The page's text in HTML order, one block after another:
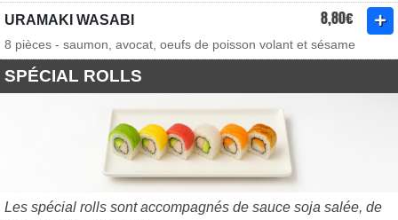
URAMAKI WASABI 8,80€
8 pièces - saumon, avocat, oeufs de poisson volant et sésame
SPÉCIAL ROLLS
Les spécial rolls sont accompagnés de sauce soja salée, de